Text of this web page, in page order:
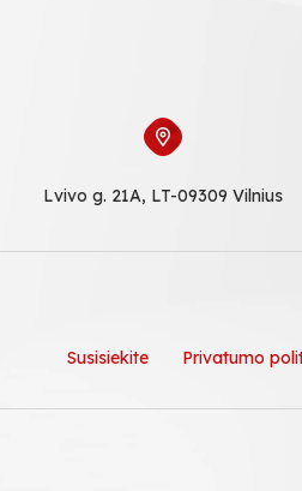
Lvivo g. 21A, LT-09309 Vilnius
Susisiekite Privatumo